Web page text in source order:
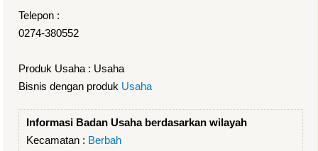
Telepon :
0274-380552
Produk Usaha : Usaha
Bisnis dengan produk Usaha
Informasi Badan Usaha berdasarkan wilayah
Kecamatan : Berbah